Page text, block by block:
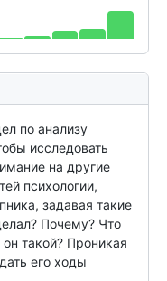
по анализу
исследовать
на другие
психологии,
задавая такие
Почему? Что
такой? Проникая
его ходы